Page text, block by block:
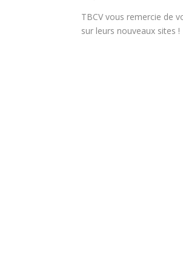
TBCV vous remercie de
sur leurs nouveaux sites !